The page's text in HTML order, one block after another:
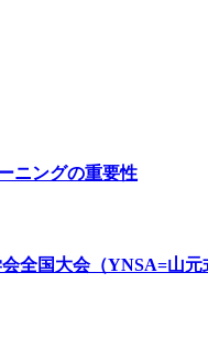
ニングの重要性
全国大会（YNSA=山元